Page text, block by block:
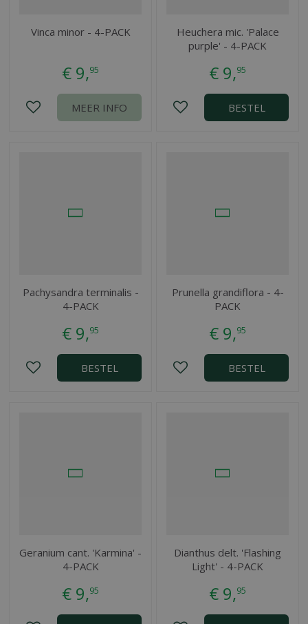
Vinca minor - 4-PACK
€ 9,95
MEER INFO
Heuchera mic. 'Palace
purple' - 4-PACK
€ 9,95
BESTEL
Pachysandra terminalis -
4-PACK
€ 9,95
BESTEL
Prunella grandiflora - 4-
PACK
€ 9,95
BESTEL
Geranium cant. 'Karmina' -
4-PACK
€ 9,95
Dianthus delt. 'Flashing
Light' - 4-PACK
€ 9,95